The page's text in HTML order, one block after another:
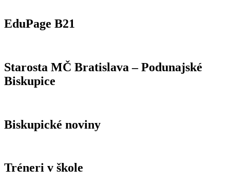
EduPage B21
Starosta MČ Bratislava – Podunajské
Biskupice
Biskupické noviny
Tréneri v škole